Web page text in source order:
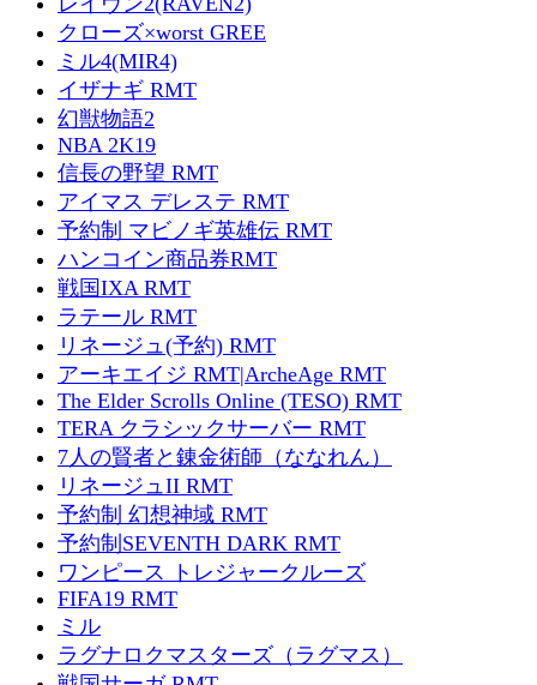
クローズ×worst GREE
ミル4(MIR4)
イザナギ RMT
幻獣物語2
NBA 2K19
信長の野望 RMT
アイマス デレステ RMT
予約制 マビノギ英雄伝 RMT
ハンコイン商品券RMT
戦国IXA RMT
ラテール RMT
リネージュ(予約) RMT
アーキエイジ RMT|ArcheAge RMT
The Elder Scrolls Online (TESO) RMT
TERA クラシックサーバー RMT
7人の賢者と錬金術師（ななれん）
リネージュII RMT
予約制 幻想神域 RMT
予約制SEVENTH DARK RMT
ワンピース トレジャークルーズ
FIFA19 RMT
ミル
ラグナロクマスターズ（ラグマス）